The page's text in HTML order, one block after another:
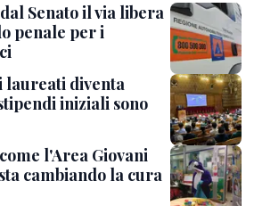
Senato il via libera
penale per i
laureati diventa
iniziali sono
l'Area Giovani
cambiando la cura